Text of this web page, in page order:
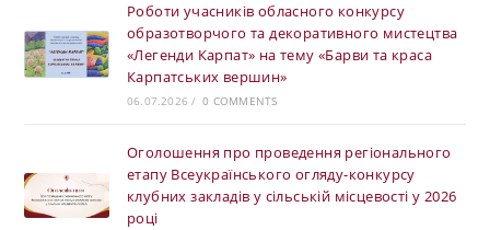
Роботи учасників обласного конкурсу
образотворчого та декоративного мистецтва
«Легенди Карпат» на тему «Барви та краса
Карпатських вершин»
06.07.2026 / 0 COMMENTS
Оголошення про проведення регіонального
етапу Всеукраїнського огляду-конкурсу
клубних закладів у сільській місцевості у 2026
році